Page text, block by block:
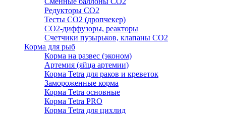
Редукторы СО2
Тесты CO2 (дропчекер)
СО2-диффузоры, реакторы
Счетчики пузырьков, клапаны СО2
Корма для рыб
Корма на развес (эконом)
Артемия (яйца артемии)
Корма Tetra для раков и креветок
Замороженные корма
Корма Tetra основные
Корма Tetra PRO
Корма Tetra для цихлид